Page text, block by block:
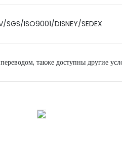
SGS/ISO9001/DISNEY/SEDEX
также доступны другие